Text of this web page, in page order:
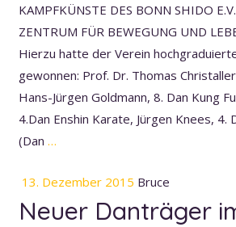
KAMPFKÜNSTE DES BONN SHIDO
ZENTRUM FÜR BEWEGUNG UND
Hierzu hatte der Verein
gewonnen: Prof. Dr. Thomas
Hans-Jürgen Goldmann, 8. Dan Kung
4.Dan Enshin Karate, Jürgen Knees, 4.
(Dan …
13. Dezember 2015 Bruce
Neuer Danträger